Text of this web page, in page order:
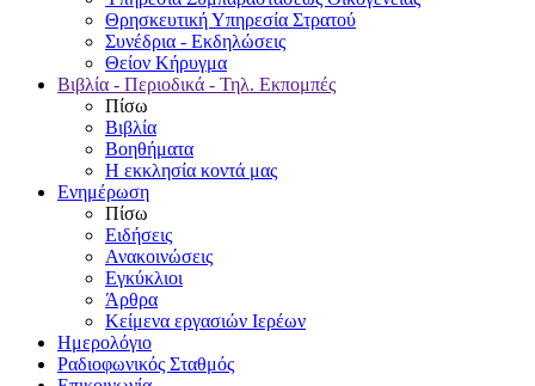
Θρησκευτική Υπηρεσία Στρατού
Συνέδρια - Εκδηλώσεις
Θείον Κήρυγμα
Βιβλία - Περιοδικά - Τηλ. Εκπομπές
Πίσω
Βιβλία
Βοηθήματα
Η εκκλησία κοντά μας
Ενημέρωση
Πίσω
Ειδήσεις
Ανακοινώσεις
Εγκύκλιοι
Άρθρα
Κείμενα εργασιών Ιερέων
Ημερολόγιο
Ραδιοφωνικός Σταθμός